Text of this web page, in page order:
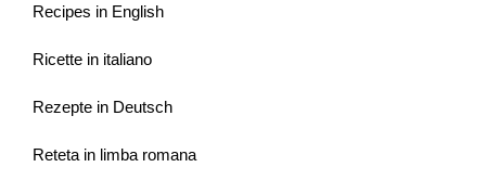
Recipes in English
Ricette in italiano
Rezepte in Deutsch
Reteta in limba romana